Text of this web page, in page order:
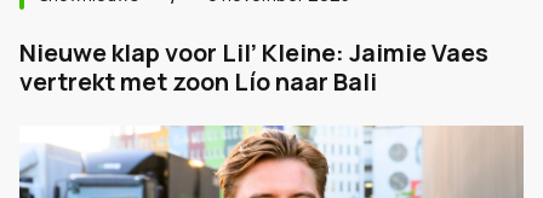
Nieuwe klap voor Lil’ Kleine: Jaimie Vaes
vertrekt met zoon Lío naar Bali